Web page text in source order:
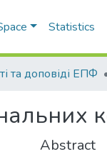
Statistics
та доповіді ЕПФ
Abstract